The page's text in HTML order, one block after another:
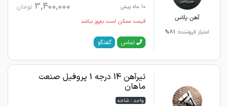
آهن پلاس
امتیاز فروشنده: 81%
10 ماه پیش
3,400,000 تومان
قیمت ممکن است به‌روز نباشد
تماس گفتگو
تیرآهن 14 درجه 1 پروفیل صنعت
ماهان
واحد : شاخه